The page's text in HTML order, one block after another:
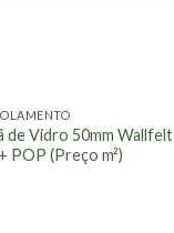
de Vidro 50mm Wallfelt
POP (Preço m²)